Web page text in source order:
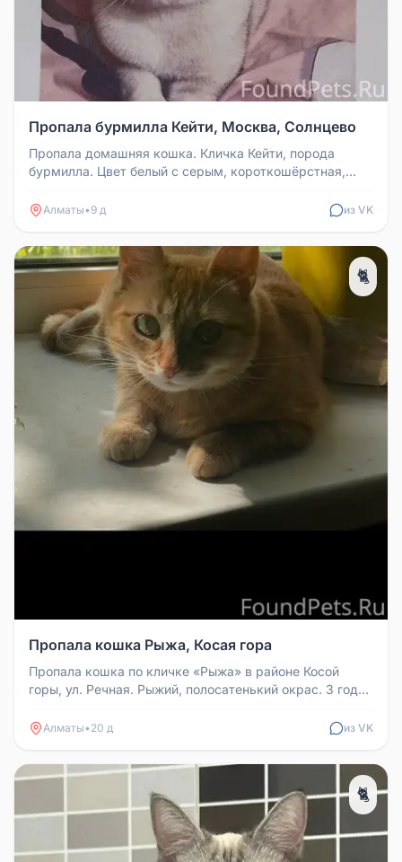
Пропала бурмилла Кейти, Москва, Солнцево
Пропала домашняя кошка. Кличка Кейти, порода
бурмилла. Цвет белый с серым, короткошёрстная,
Алматы• 9 д из VK
🐈
Пропала кошка Рыжа, Косая гора
Пропала кошка по кличке «Рыжа» в районе Косой
горы, ул. Речная. Рыжий, полосатенький окрас. 3 года.
Алматы• 20 д из VK
🐈